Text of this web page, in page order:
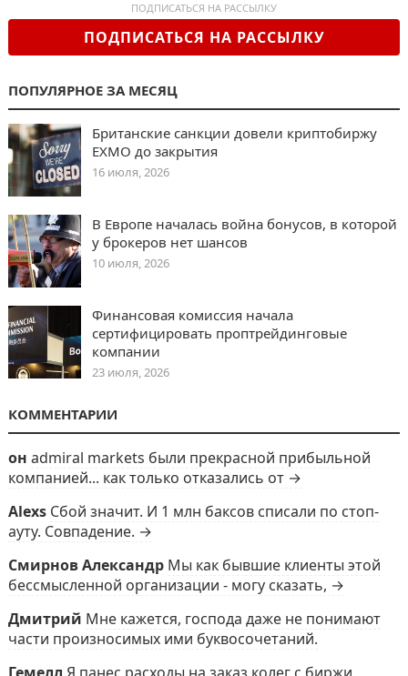
ПОДПИСАТЬСЯ НА РАССЫЛКУ
ПОДПИСАТЬСЯ НА РАССЫЛКУ
ПОПУЛЯРНОЕ ЗА МЕСЯЦ
Британские санкции довели криптобиржу
EXMO до закрытия
16 июля, 2026
В Европе началась война бонусов, в которой
у брокеров нет шансов
10 июля, 2026
Финансовая комиссия начала
сертифицировать проптрейдинговые
компании
23 июля, 2026
КОММЕНТАРИИ
он admiral markets были прекрасной прибыльной
компанией... как только отказались от →
Alexs Сбой значит. И 1 млн баксов списали по стоп-
ауту. Совпадение. →
Смирнов Александр Мы как бывшие клиенты этой
бессмысленной организации - могу сказать, →
Дмитрий Мне кажется, господа даже не понимают
части произносимых ими буквосочетаний.